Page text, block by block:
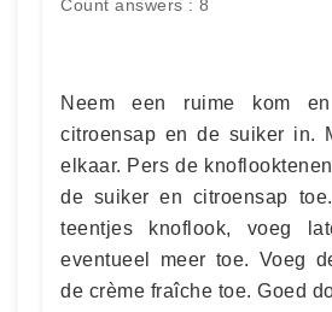
Count answers : 8
Neem een ruime kom
citroensap en de suiker in.
elkaar. Pers de
de suiker en citroensap
teentjes knoflook, voeg
eventueel meer toe. Voeg
de crème fraîche toe. Goed